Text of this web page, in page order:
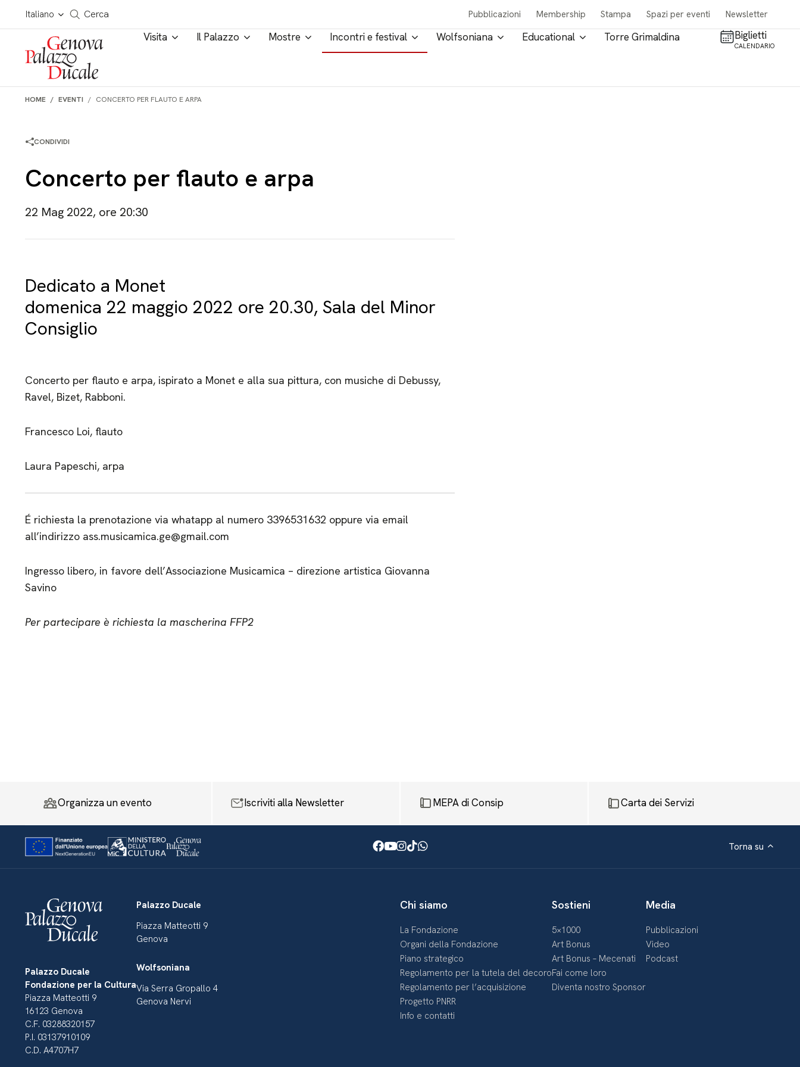
Salta al contenuto
Italiano
Cerca in tutto il sito
Cerca Pubblicazioni Membership Stampa Spazi per eventi Newsletter
Visita Il Palazzo Mostre Incontri e festival Wolfsoniana Educational Torre Grimaldina Biglietti
CALENDARIO
HOME EVENTI CONCERTO PER FLAUTO E ARPA
CONDIVIDI
Concerto per flauto e arpa
22 Mag 2022, ore 20:30
Dedicato a Monet
domenica 22 maggio 2022 ore 20.30, Sala del Minor
Consiglio
Concerto per flauto e arpa, ispirato a Monet e alla sua pittura, con musiche di Debussy,
Ravel, Bizet, Rabboni.
Francesco Loi, flauto
Laura Papeschi, arpa
É richiesta la prenotazione via whatapp al numero 3396531632 oppure via email
all’indirizzo ass.musicamica.ge@gmail.com
Ingresso libero, in favore dell’Associazione Musicamica – direzione artistica Giovanna
Savino
Per partecipare è richiesta la mascherina FFP2
Organizza un evento Iscriviti alla Newsletter MEPA di Consip Carta dei Servizi
Facebook
Youtube
Instagram
TikTok
WhatsApp Torna su
Palazzo Ducale
Fondazione per la Cultura
Piazza Matteotti 9
16123 Genova
C.F. 03288320157
P.I. 03137910109
C.D. A4707H7
Palazzo Ducale
Piazza Matteotti 9
Genova
Wolfsoniana
Via Serra Gropallo 4
Genova Nervi
Chi siamo
La Fondazione
Organi della Fondazione
Piano strategico
Regolamento per la tutela del decoro
Regolamento per l’acquisizione
Progetto PNRR
Info e contatti
Sostieni
5×1000
Art Bonus
Art Bonus – Mecenati
Fai come loro
Diventa nostro Sponsor
Media
Pubblicazioni
Video
Podcast